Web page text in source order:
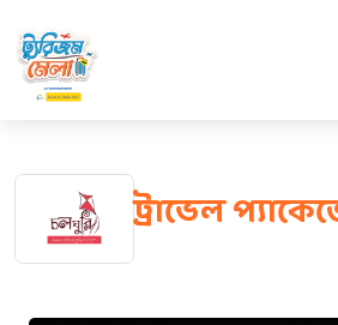
ট্রাভেল